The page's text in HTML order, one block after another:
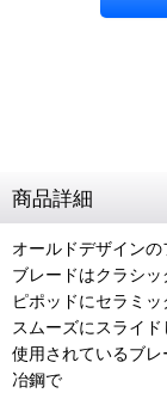
商品詳細
オールドデザインの
ブレードはクラシ
ピポッドにセラミ
スムーズにスライ
使用されているブ
冶鋼で